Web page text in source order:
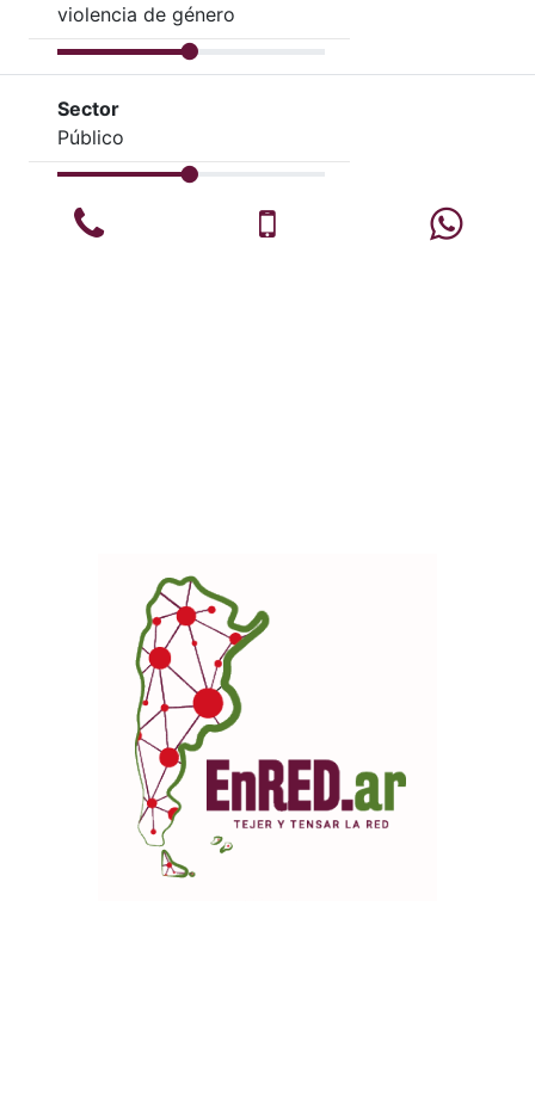
violencia de género
Sector
Público